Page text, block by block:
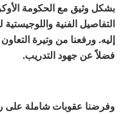
بشكل وثيق مع الحكومة
التفاصيل الفنية
إليه. ورفعنا من وتيرة
فضلاً عن جهود التدريب.
وفرضنا عقوبات شاملة على